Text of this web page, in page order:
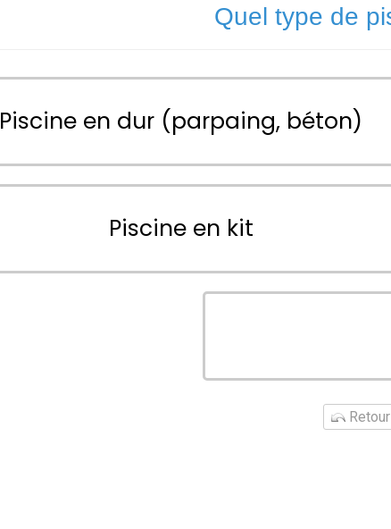
Quel type de
Piscine en dur (parpaing, béton)
Piscine en kit